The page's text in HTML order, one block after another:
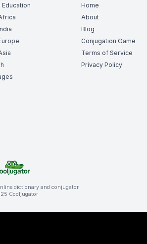
Education
Home
About
Blog
Conjugation Game
Terms of Service
Privacy Policy
dictionary and conjugator.
Cooljugator